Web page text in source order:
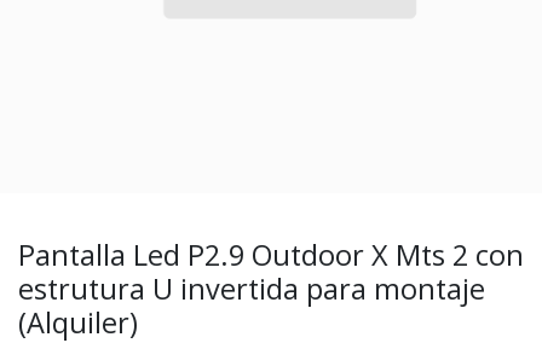
Pantalla Led P2.9 Outdoor X Mts 2 con
estrutura U invertida para montaje
(Alquiler)